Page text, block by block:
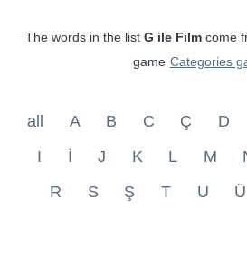
The words in the list G ile Film come
game Categories
all A B C Ç D
I
İ J K L M
R
S Ş T U Ü